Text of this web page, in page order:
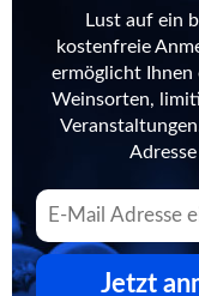
Lust auf ein
kostenfreie
ermöglicht Ihnen
Weinsorten,
Jetzt